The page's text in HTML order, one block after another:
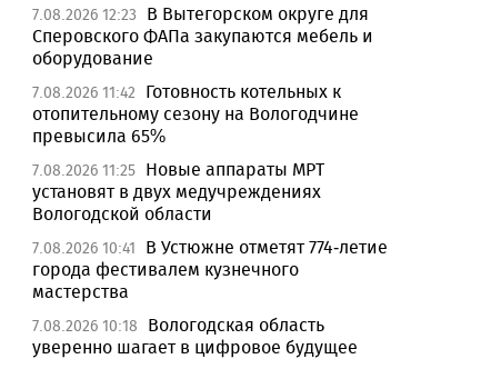
7.08.2026 12:23
В Вытегорском округе для
Сперовского ФАПа закупаются мебель и
оборудование
7.08.2026 11:42
Готовность котельных к
отопительному сезону на Вологодчине
превысила 65%
7.08.2026 11:25 Новые аппараты МРТ
установят в двух медучреждениях
Вологодской области
7.08.2026 10:41
В Устюжне отметят 774-летие
города фестивалем кузнечного
мастерства
7.08.2026 10:18
Вологодская область
уверенно шагает в цифровое будущее